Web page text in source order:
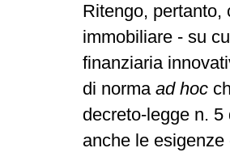
Ritengo, pertanto,
immobiliare - su
finanziaria
di norma ad hoc
decreto-legge n.
anche le